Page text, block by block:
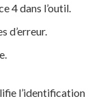
4 dans l’outil.
d’erreur.
l’identification